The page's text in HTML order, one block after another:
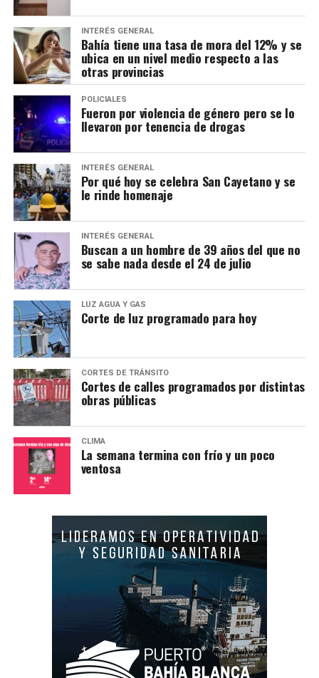
INTERÉS GENERAL
Bahía tiene una tasa de mora del 12% y se
ubica en un nivel medio respecto a las
otras provincias
POLICIALES
Fueron por violencia de género pero se lo
llevaron por tenencia de drogas
INTERÉS GENERAL
Por qué hoy se celebra San Cayetano y se
le rinde homenaje
INTERÉS GENERAL
Buscan a un hombre de 39 años del que no
se sabe nada desde el 24 de julio
LUZ AGUA Y GAS
Corte de luz programado para hoy
CORTES DE TRÁNSITO
Cortes de calles programados por distintas
obras públicas
CLIMA
La semana termina con frío y un poco
ventosa